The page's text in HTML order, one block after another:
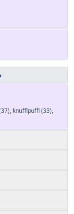
, knufflpuffl(33),